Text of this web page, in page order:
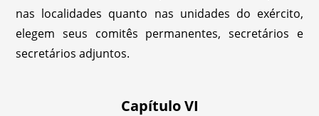
nas localidades quanto nas unidades do exército,
elegem seus comitês permanentes, secretários e
secretários adjuntos.
Capítulo VI